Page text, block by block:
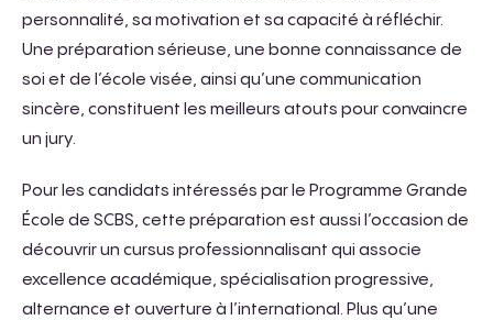
personnalité, sa motivation et sa capacité à réfléchir.
Une préparation sérieuse, une bonne connaissance de
soi et de l’école visée, ainsi qu’une communication
sincère, constituent les meilleurs atouts pour convaincre
un jury.
Pour les candidats intéressés par le Programme Grande
École de SCBS, cette préparation est aussi l’occasion de
découvrir un cursus professionnalisant qui associe
excellence académique, spécialisation progressive,
alternance et ouverture à l’international. Plus qu’une